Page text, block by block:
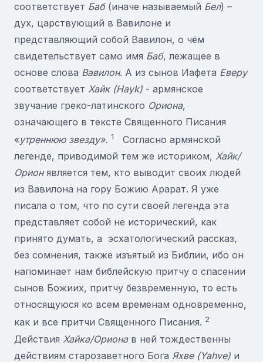
соответствует Баб(иначе называемый Бел) –
дух, царствующий в Вавилоне и
представляющий собой Вавилон, о чём
свидетельствует само имя Баб, лежащее в
основе слова Вавилон. А из сынов Иафета Еверу
соответствует Хайк (Hayk) - армянское
звучание греко-латинского Ориона,
означающего в тексте Священного Писания
«утреннюю звезду». 1
Согласно армянской
легенде, приводимой тем же историком, Хайк/
Орионявляется тем, кто выводит своих людей
из Вавилона на гору Божию Арарат. Я уже
писала о том, что по сути своей легенда эта
представляет собой не исторический, как
принято думать, а эсхатологический рассказ,
без сомнения, также изъятый из Библии, ибо он
напоминает нам библейскую притчу о спасении
сынов Божиих, притчу безвременную, то есть
относящуюся ко всем временам одновременно,
как и все притчи Священного Писания. 2
Действия Хайка/Орионав ней тождественны
действиям старозаветного Бога Яхве (Yahve) и